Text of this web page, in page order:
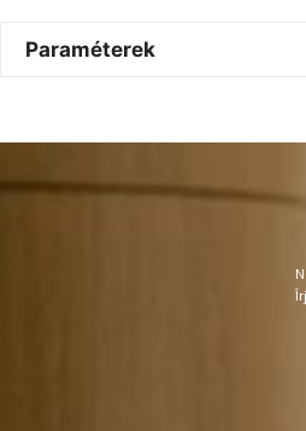
Paraméterek